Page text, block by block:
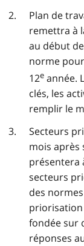
Plan de
remettra à
au début
norme
12e année.
clés, les
remplir le
Secteurs
mois après
présentera
secteurs
des
fondée sur
réponses